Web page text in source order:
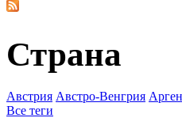
Страна
Австрия Австро-Венгрия
Все теги